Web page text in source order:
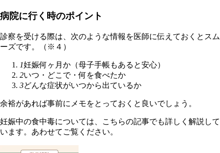
病院に行く時のポイント
診察を受ける際は、次のような情報を医師に伝えておくとスム
ーズです。（※４）
1妊娠何ヶ月か（母子手帳もあると安心）
2いつ・どこで・何を食べたか
3どんな症状がいつから出ているか
余裕があれば事前にメモをとっておくと良いでしょう。
妊娠中の食中毒については、こちらの記事でも詳しく解説して
います。あわせてご覧ください。